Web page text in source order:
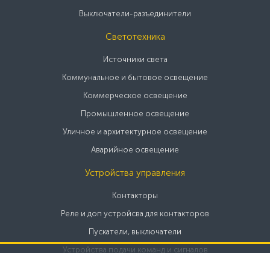
Выключатели-разъединители
Светотехника
Источники света
Коммунальное и бытовое освещение
Коммерческое освещение
Промышленное освещение
Уличное и архитектурное освещение
Аварийное освещение
Устройства управления
Контакторы
Реле и доп устройсва для контакторов
Пускатели, выключатели
Устройства подачи команд и сигналов